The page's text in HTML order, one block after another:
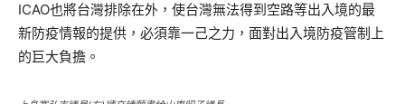
ICAO也將台灣排除在外，使台灣無法得到空路等出入境的最
新防疫情報的提供，必須靠一己之力，面對出入境防疫管制上
的巨大負擔。